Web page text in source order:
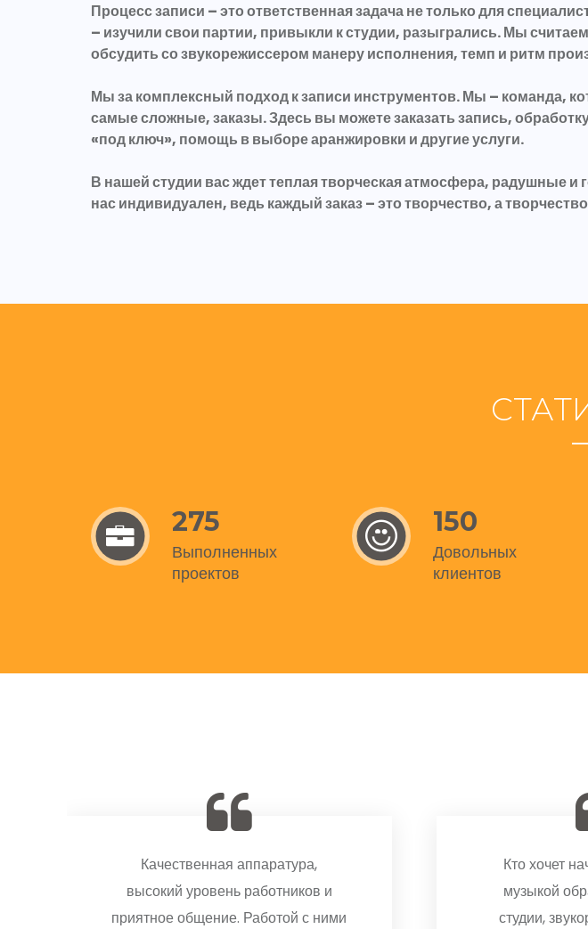
Процесс записи – это ответственная задача не только для
– изучили свои партии, привыкли к студии, разыгрались. Мы
обсудить со звукорежиссером манеру исполнения, темп и ритм
Мы за комплексный подход к записи инструментов. Мы – команда,
самые сложные, заказы. Здесь вы можете заказать запись,
«под ключ», помощь в выборе аранжировки и другие услуги.
В нашей студии вас ждет теплая творческая атмосфера, радушные
нас индивидуален, ведь каждый заказ – это творчество, а
275
Выполненных
проектов
150
Довольных
клиентов
Качественная аппаратура,
высокий уровень работников и
приятное общение. Работой с ними
Кто хочет
музыкой
студии,